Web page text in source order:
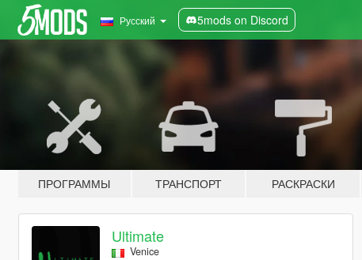
Русский 5mods on Discord
ПРОГРАММЫ ТРАНСПОРТ РАСКРАСКИ
Ultimate
Venice